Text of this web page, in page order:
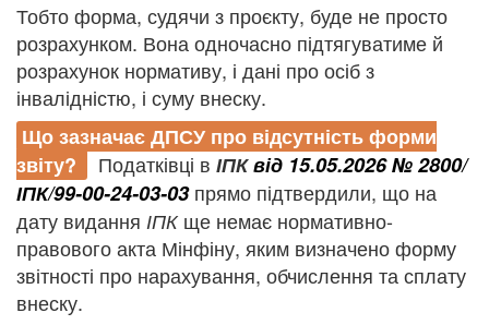
Тобто форма, судячи з проєкту, буде не просто
розрахунком. Вона одночасно підтягуватиме й
розрахунок нормативу, і дані про осіб з
інвалідністю, і суму внеску.
Що зазначає ДПСУ про відсутність форми
звіту?
Податківці в ІПКвід 15.05.2026 № 2800/
ІПК/99-00-24-03-03прямо підтвердили, що на
дату видання ІПК ще немає нормативно-
правового акта Мінфіну, яким визначено форму
звітності про нарахування, обчислення та сплату
внеску.